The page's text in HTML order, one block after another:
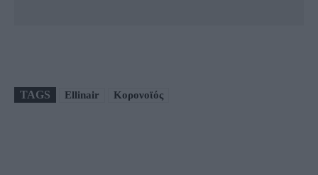
TAGS Ellinair Κορονοϊός